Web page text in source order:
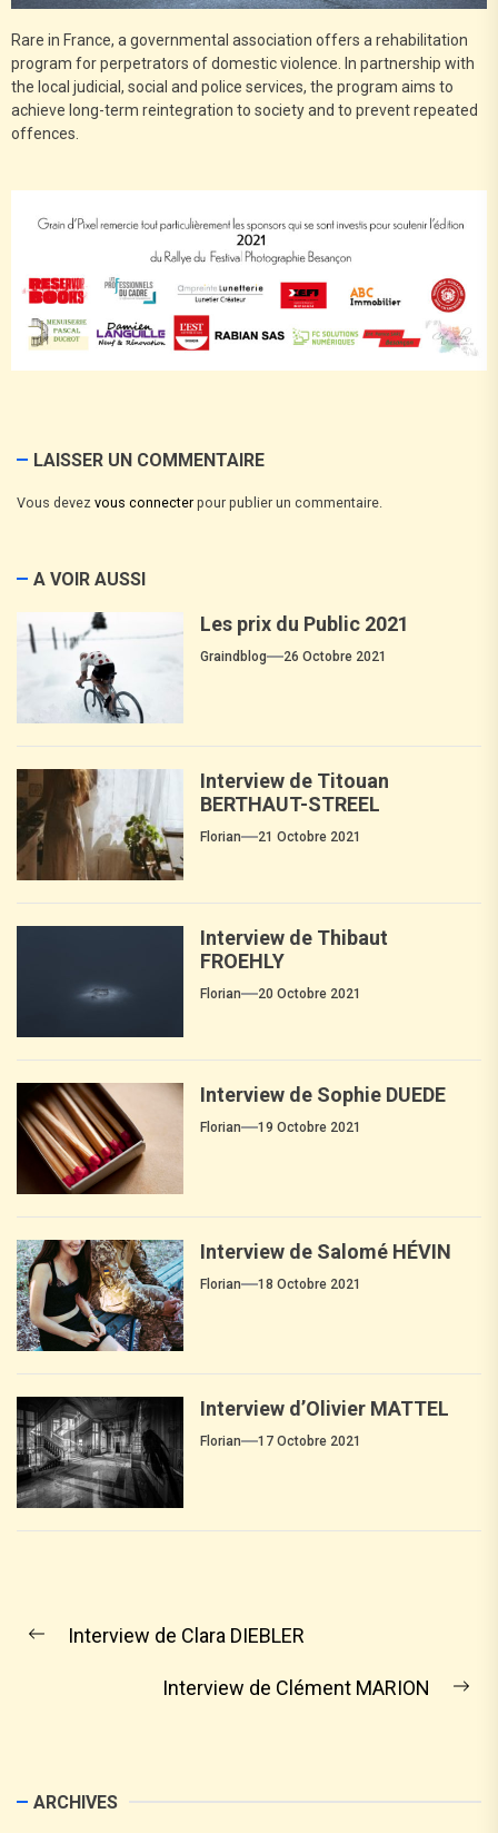
Rare in France, a governmental association offers a rehabilitation
program for perpetrators of domestic violence. In partnership with
the local judicial, social and police services, the program aims to
achieve long-term reintegration to society and to prevent repeated
offences.
LAISSER UN COMMENTAIRE
Vous devez vous connecter pour publier un commentaire.
A VOIR AUSSI
Les prix du Public 2021
Graindblog 26 Octobre 2021
Interview de Titouan
BERTHAUT-STREEL
Florian 21 Octobre 2021
Interview de Thibaut
FROEHLY
Florian 20 Octobre 2021
Interview de Sophie DUEDE
Florian 19 Octobre 2021
Interview de Salomé HÉVIN
Florian 18 Octobre 2021
Interview d’Olivier MATTEL
Florian 17 Octobre 2021
Interview de Clara DIEBLER
Interview de Clément MARION
ARCHIVES